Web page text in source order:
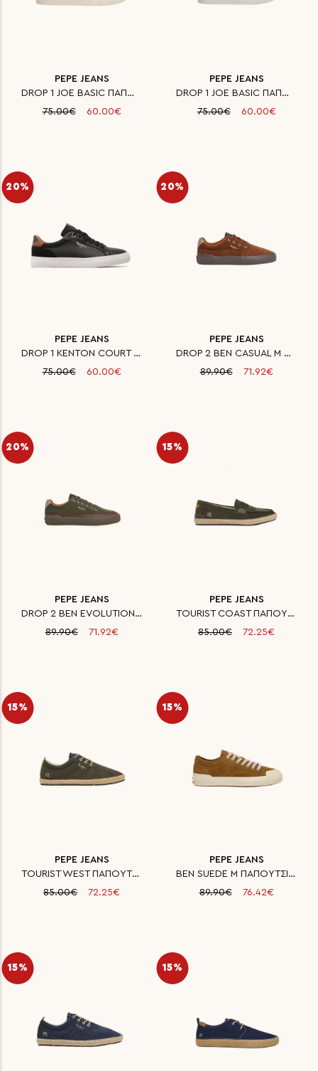
PEPE JEANS
DROP 1 JOE BASIC ΠΑΠΟΥΤΣΙ ΑΝΔΡ
75.00€
60.00€
PEPE JEANS
DROP 1 JOE BASIC ΠΑΠΟΥΤΣΙ ΑΝΔΡ
75.00€
60.00€
20%
PEPE JEANS
DROP 1 KENTON COURT M ΠΑΠΟΥΤΣΙ
75.00€
60.00€
20%
PEPE JEANS
DROP 2 BEN CASUAL M ΠΑΠΟΥΤΣΙ Α
89.90€
71.92€
20%
PEPE JEANS
DROP 2 BEN EVOLUTION M ΠΑΠΟΥΤΣ
89.90€
71.92€
15%
PEPE JEANS
TOURIST COAST ΠΑΠΟΥΤΣΙ ΑΝΔΡΙΚΟ
85.00€
72.25€
15%
PEPE JEANS
TOURIST WEST ΠΑΠΟΥΤΣΙ ΑΝΔΡΙΚΟ
85.00€
72.25€
15%
PEPE JEANS
BEN SUEDE M ΠΑΠΟΥΤΣΙ ΑΝΔΡΙΚΟ
89.90€
76.42€
15% 15%